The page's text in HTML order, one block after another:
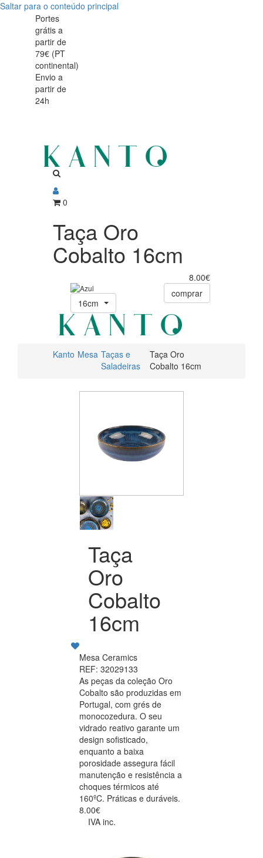
Saltar para o conteúdo principal
Taça
Cobalto
16cm
Taça
Cobalto
16cm
Portes
grátis a
partir de
79€ (PT
continental)
Envio a
partir de
24h
0
Taça Oro
Cobalto 16cm
8.00€
16cm
comprar
Kanto Mesa Taças e
Saladeiras
Taça Oro
Cobalto 16cm
Taça
Oro
Cobalto
16cm
Mesa Ceramics
REF: 32029133
As peças da coleção Oro
Cobalto são produzidas em
Portugal, com grés de
monocozedura. O seu
vidrado reativo garante um
design sofisticado,
enquanto a baixa
porosidade assegura fácil
manutenção e resistência a
choques térmicos até
160ºC. Práticas e duráveis.
8.00€
IVA inc.